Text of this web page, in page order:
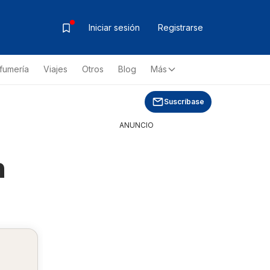
Iniciar sesión Registrarse
Viajes Otros Blog Más
Suscríbase
ANUNCIO